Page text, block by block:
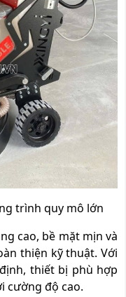
trình quy mô lớn
cao, bề mặt mịn và
thiện kỹ thuật. Với
thiết bị phù hợp
cường độ cao.